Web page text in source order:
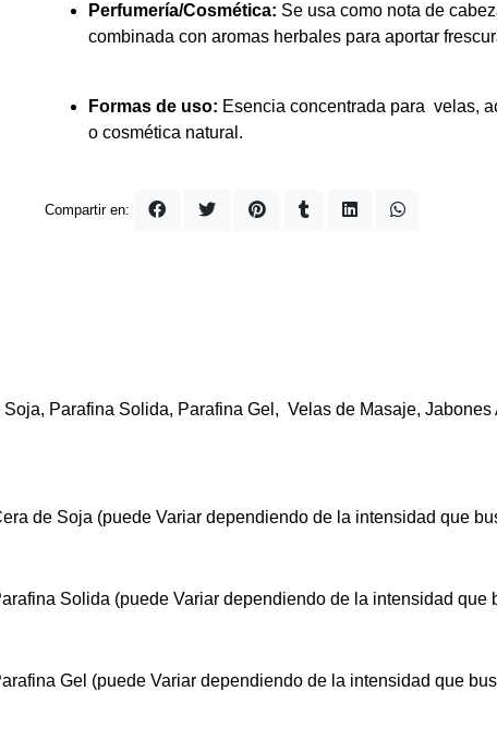
Perfumería/Cosmética: Se usa como nota de
combinada con aromas herbales para aportar
Formas de uso: Esencia concentrada para velas,
o cosmética natural.
Compartir en:
Parafina Solida, Parafina Gel, Velas de Masaje, Jabones
de Soja (puede Variar dependiendo de la intensidad que
Solida (puede Variar dependiendo de la intensidad que
Gel (puede Variar dependiendo de la intensidad que